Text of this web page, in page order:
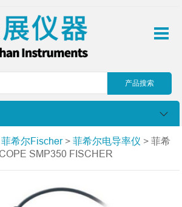
菲希尔Fischer>菲希尔电导率仪 > 菲希
SMP350 FISCHER